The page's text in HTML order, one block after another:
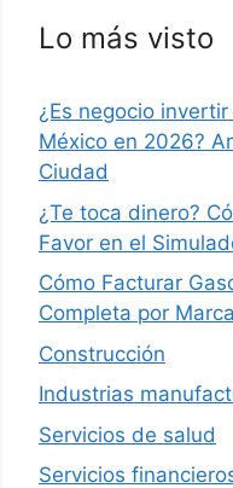
Lo más visto
¿Es negocio
México en 2026?
Ciudad
¿Te toca dinero?
Favor en el
Cómo Facturar
Completa por
Construcción
Industrias
Servicios de salud
Servicios